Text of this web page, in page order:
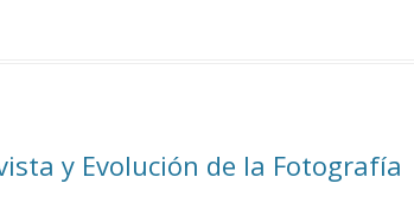
y Evolución de la Fotografía